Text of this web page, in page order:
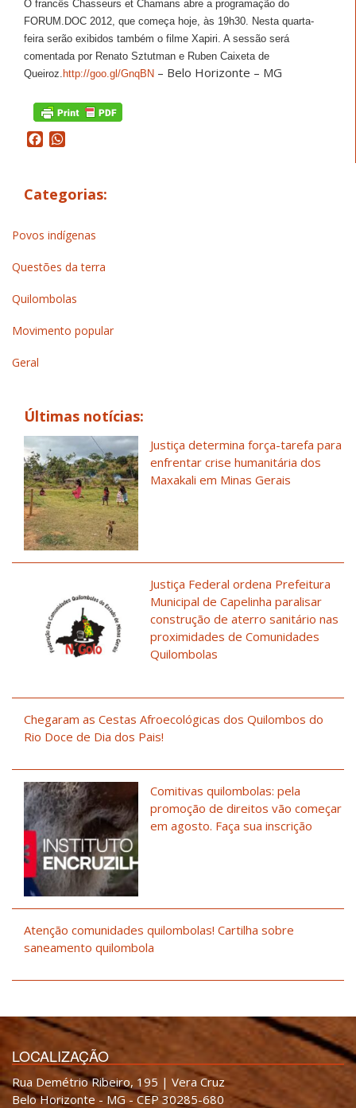
O francês Chasseurs et Chamans abre a programação do
FORUM.DOC 2012, que começa hoje, às 19h30. Nesta quarta-
feira serão exibidos também o filme Xapiri. A sessão será
comentada por Renato Sztutman e Ruben Caixeta de
Queiroz. http://goo.gl/GnqBN – Belo Horizonte – MG
Facebook
Categorias:
Povos indígenas
Questões da terra
Quilombolas
Movimento popular
Geral
Últimas notícias:
Justiça determina força-tarefa para
enfrentar crise humanitária dos
Maxakali em Minas Gerais
Justiça Federal ordena Prefeitura
Municipal de Capelinha paralisar
construção de aterro sanitário nas
proximidades de Comunidades
Quilombolas
Chegaram as Cestas Afroecológicas dos Quilombos do
Rio Doce de Dia dos Pais!
Comitivas quilombolas: pela
promoção de direitos vão começar
em agosto. Faça sua inscrição
Atenção comunidades quilombolas! Cartilha sobre
saneamento quilombola
LOCALIZAÇÃO
Rua Demétrio Ribeiro, 195 | Vera Cruz
Belo Horizonte - MG - CEP 30285-680